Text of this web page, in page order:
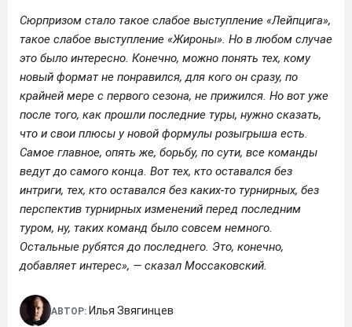
Сюрпризом стало такое слабое выступление «Лейпцига»,
такое слабое выступление «Жироны». Но в любом случае
это было интересно. Конечно, можно понять тех, кому
новый формат не понравился, для кого он сразу, по
крайней мере с первого сезона, не прижился. Но вот уже
после того, как прошли последние туры, нужно сказать,
что и свои плюсы у новой формулы розыгрыша есть.
Самое главное, опять же, борьбу, по сути, все команды
ведут до самого конца. Вот тех, кто оставался без
интриги, тех, кто оставался без каких-то турнирных, без
перспектив турнирных изменений перед последним
туром, ну, таких команд было совсем немного.
Остальные рубятся до последнего. Это, конечно,
добавляет интерес», — сказал Моссаковский.
АВТОР: Илья Звягинцев